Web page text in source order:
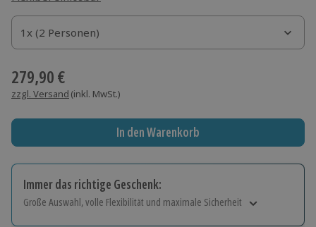
1x (2 Personen)
1x (2 Personen)
1x (2 Personen)
279,90 €
zzgl. Versand (inkl. MwSt.)
In den Warenkorb
Immer das richtige Geschenk:
Große Auswahl, volle Flexibilität und maximale Sicherheit